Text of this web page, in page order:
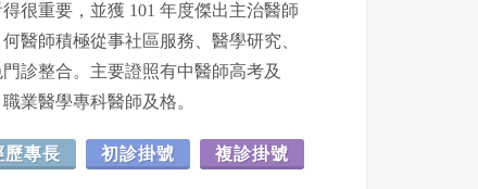
很重要，並獲 101 年度傑出主治醫師
醫師積極從事社區服務、醫學研究、
診整合。主要證照有中醫師高考及
業醫學專科醫師及格。
歷專長 初診掛號 複診掛號